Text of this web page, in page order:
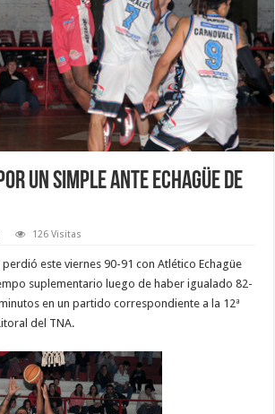
un simple ante Echagüe de
126 Visitas
este viernes 90-91 con Atlético Echagüe
suplementario luego de haber igualado 82-
en un partido correspondiente a la 12ª
del TNA.